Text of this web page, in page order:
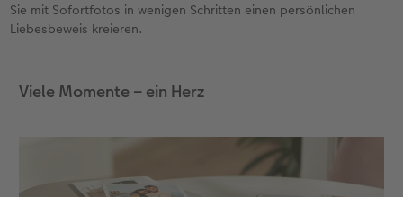
Kundenbeispiele
Gestaltungsideen
Anleitungen & Hilfe
Fotos digitalisieren
Extras
hexxas
Mehrteiler
im Wunschformat
Fotokarten
Einzelkarten
Digitale Grußkarte
Geschenkideen
CEWE myPhotos
Neuheiten
CEWE myPhotos
Foto- & Bastelkalender
Sie mit Sofortfotos in wenigen Schritten einen persönlichen
Liebesbeweis kreieren.
Viele Momente – ein Herz